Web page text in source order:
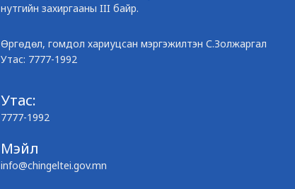
нутгийн захиргааны III байр.
Өргөдөл, гомдол хариуцсан мэргэжилтэн С.Золжаргал
Утас: 7777-1992
Утас:
7777-1992
Мэйл
info@chingeltei.gov.mn